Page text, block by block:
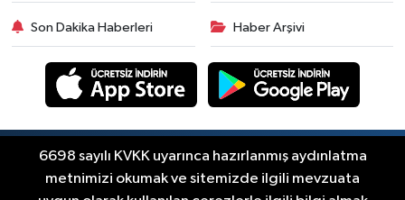
Son Dakika Haberleri Haber Arşivi
RSS
Copyright © Akhisar Press Haber 2012-2026 Her
hakkı saklıdır.
6698 sayılı KVKK uyarınca hazırlanmış aydınlatma
metnimizi okumak ve sitemizde ilgili mevzuata